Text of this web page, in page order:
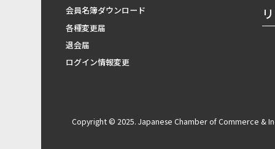
会員名簿ダウンロード
各種変更届
退会届
ログイン情報変更
Copyright © 2025. Japanese Chamber of Commerce &